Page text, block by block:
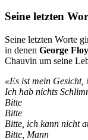
Seine letzten
Seine letzten Worte
in denen George
Chauvin um seine
«Es ist mein Gesicht,
Ich hab nichts
Bitte
Bitte
Bitte, ich kann nicht
Bitte, Mann